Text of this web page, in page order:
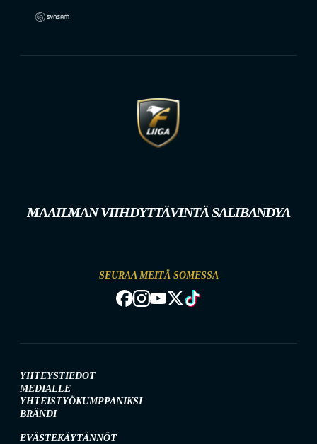
MAAILMAN VIIHDYTTÄVINTÄ SALIBANDYA
SEURAA MEITÄ SOMESSA
YHTEYSTIEDOT
MEDIALLE
YHTEISTYÖKUMPPANIKSI
BRÄNDI
EVÄSTEKÄYTÄNNÖT